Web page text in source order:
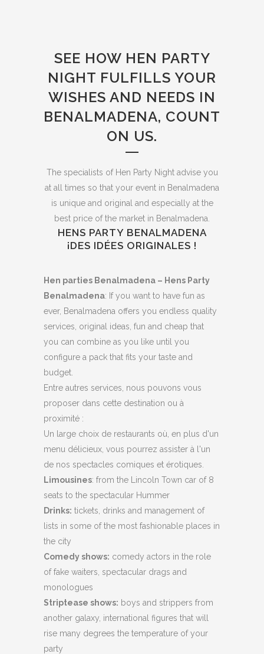
SEE HOW HEN PARTY
NIGHT FULFILLS YOUR
WISHES AND NEEDS IN
BENALMADENA, COUNT
ON US.
The specialists of Hen Party Night advise you
at all times so that your event in Benalmadena
is unique and original and especially at the
best price of the market in Benalmadena.
HENS PARTY BENALMADENA
¡DES IDÉES ORIGINALES !
Hen parties Benalmadena – Hens Party
Benalmadena: If you want to have fun as
ever, Benalmadena offers you endless quality
services, original ideas, fun and cheap that
you can combine as you like until you
configure a pack that fits your taste and
budget.
Entre autres services, nous pouvons vous
proposer dans cette destination ou à
proximité :
Un large choix de restaurants où, en plus d'un
menu délicieux, vous pourrez assister à l'un
de nos spectacles comiques et érotiques.
Limousines: from the Lincoln Town car of 8
seats to the spectacular Hummer
Drinks: tickets, drinks and management of
lists in some of the most fashionable places in
the city
Comedy shows: comedy actors in the role
of fake waiters, spectacular drags and
monologues
Striptease shows: boys and strippers from
another galaxy, international figures that will
rise many degrees the temperature of your
party